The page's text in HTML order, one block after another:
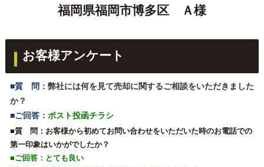
福岡県福岡市博多区 Ａ様
お客様アンケート
■質 問： 弊社には何を見て売却に関するご相談をいただきました
か？
■ご回答： ポスト投函チラシ
■質 問： お客様から初めてお問い合わせをいただいた時のお電話での
第一印象はいかがでしたか？
■ご回答：とても良い